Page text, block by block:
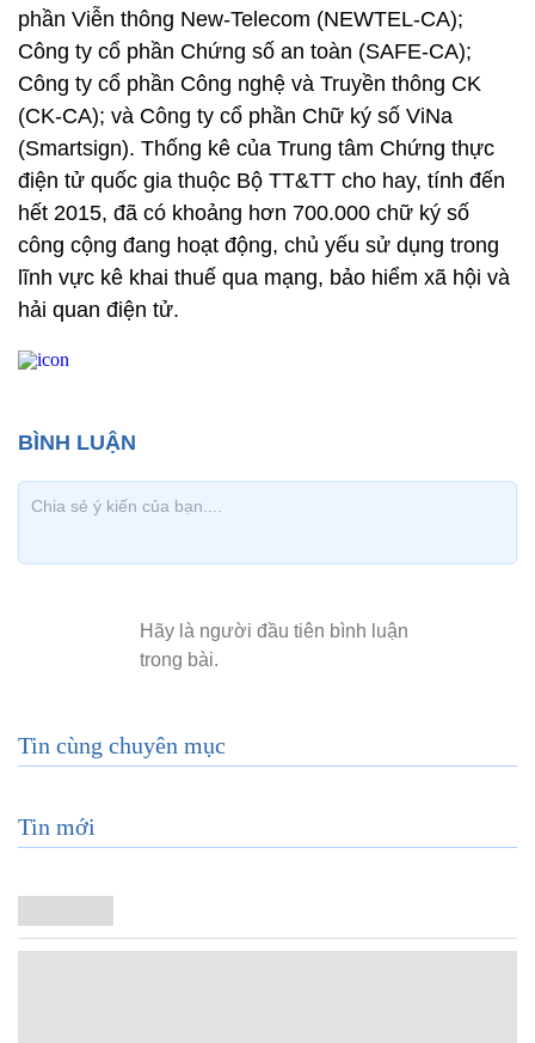
phần Viễn thông New-Telecom (NEWTEL-CA);
Công ty cổ phần Chứng số an toàn (SAFE-CA);
Công ty cổ phần Công nghệ và Truyền thông CK
(CK-CA); và Công ty cổ phần Chữ ký số ViNa
(Smartsign). Thống kê của Trung tâm Chứng thực
điện tử quốc gia thuộc Bộ TT&TT cho hay, tính đến
hết 2015, đã có khoảng hơn 700.000 chữ ký số
công cộng đang hoạt động, chủ yếu sử dụng trong
lĩnh vực kê khai thuế qua mạng, bảo hiểm xã hội và
hải quan điện tử.
Tin cùng chuyên mục
Tin mới